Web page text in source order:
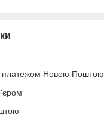
платежом Новою Поштою